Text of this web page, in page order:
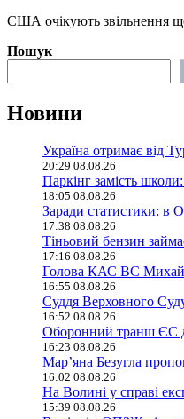
США очікують звільнення
Пошук
Новини
Україна отримає від
20:29 08.08.26
Паркінг замість
18:05 08.08.26
Заради статистики: в
17:38 08.08.26
Тіньовий бензин
17:16 08.08.26
Голова КАС ВС
16:55 08.08.26
Суддя Верховного
16:52 08.08.26
Оборонний транш ЄС
16:23 08.08.26
Мар’яна Безугла
16:02 08.08.26
На Волині у справі
15:39 08.08.26